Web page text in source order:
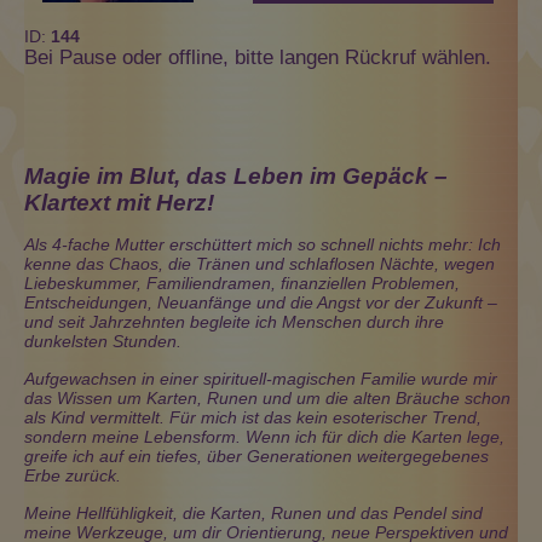
ID: 144
Bei Pause oder offline, bitte langen Rückruf wählen.
Magie im Blut, das Leben im Gepäck –
Klartext mit Herz!
Als 4-fache Mutter erschüttert mich so schnell nichts mehr: Ich
kenne das Chaos, die Tränen und schlaflosen Nächte, wegen
Liebeskummer, Familiendramen, finanziellen Problemen,
Entscheidungen, Neuanfänge und die Angst vor der Zukunft –
und seit Jahrzehnten begleite ich Menschen durch ihre
dunkelsten Stunden.
Aufgewachsen in einer spirituell-magischen Familie wurde mir
das Wissen um Karten, Runen und um die alten Bräuche schon
als Kind vermittelt. Für mich ist das kein esoterischer Trend,
sondern meine Lebensform. Wenn ich für dich die Karten lege,
greife ich auf ein tiefes, über Generationen weitergegebenes
Erbe zurück.
Meine Hellfühligkeit, die Karten, Runen und das Pendel sind
meine Werkzeuge, um dir Orientierung, neue Perspektiven und